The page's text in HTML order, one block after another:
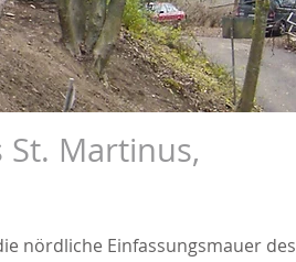
Martinus,
nördliche Einfassungsmauer des